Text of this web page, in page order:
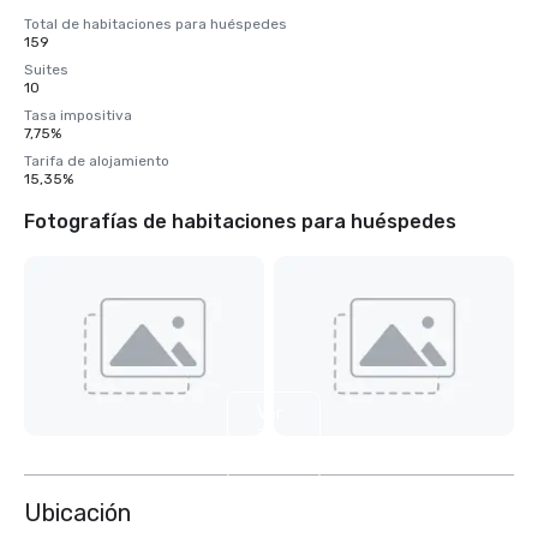
Total de habitaciones para huéspedes
159
Suites
10
Tasa impositiva
7,75%
Tarifa de alojamiento
15,35%
Fotografías de habitaciones para huéspedes
Ubicación